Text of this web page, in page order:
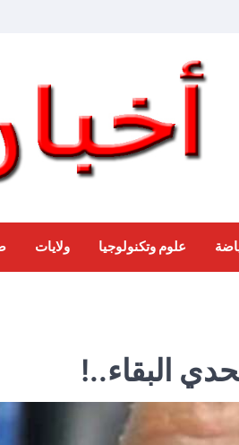
علوم وتكنولوجيا ولايات
البقاء..!